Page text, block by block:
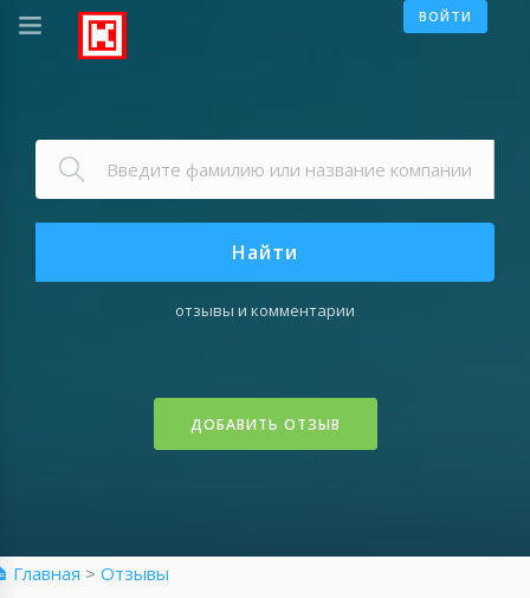
ВОЙТИ
Найти
отзывы и комментарии
ДОБАВИТЬ ОТЗЫВ
Главная > Отзывы